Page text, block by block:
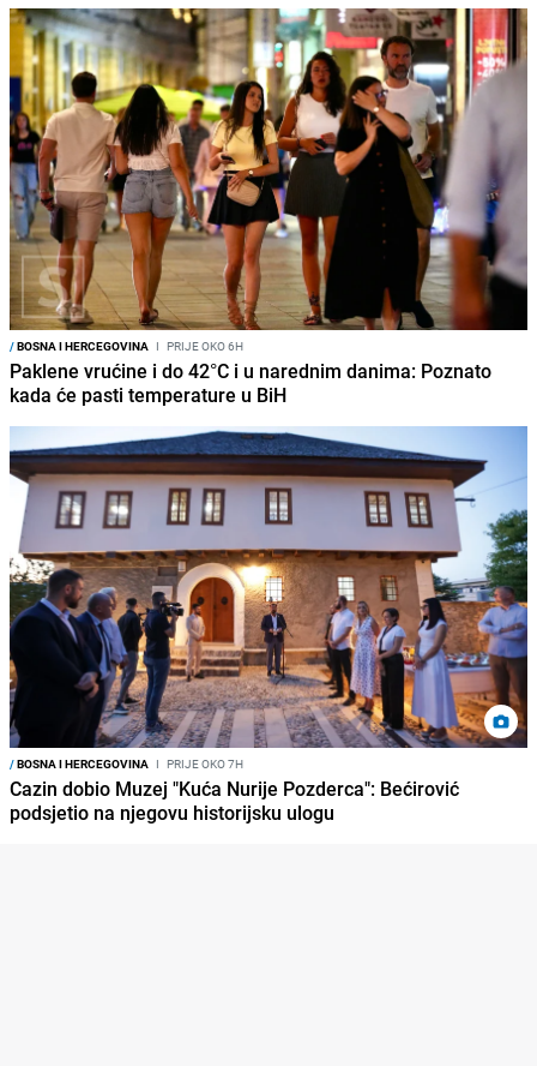
/BOSNA I HERCEGOVINA I PRIJE OKO 6H
Paklene vrućine i do 42°C i u narednim danima: Poznato
kada će pasti temperature u BiH
/BOSNA I HERCEGOVINA I PRIJE OKO 7H
Cazin dobio Muzej "Kuća Nurije Pozderca": Bećirović
podsjetio na njegovu historijsku ulogu